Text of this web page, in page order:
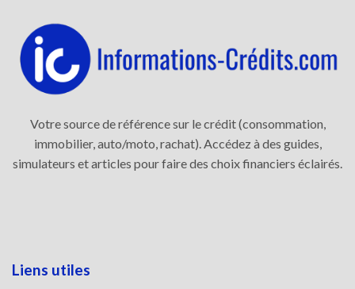
Votre source de référence sur le crédit (consommation,
immobilier, auto/moto, rachat). Accédez à des guides,
simulateurs et articles pour faire des choix financiers éclairés.
Liens utiles